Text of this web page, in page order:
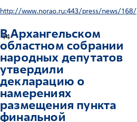
http://www.norao.ru:443/press/news/168/
14
В Архангельском
областном собрании
народных депутатов
утвердили
декларацию о
намерениях
размещения пункта
финальной